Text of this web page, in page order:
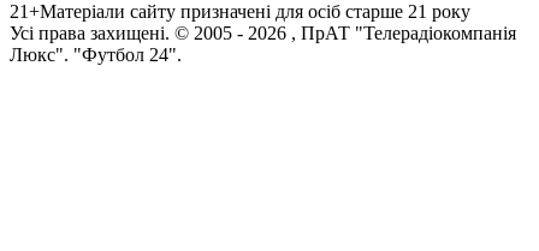
21+Матеріали сайту призначені для осіб старше 21 року
Усi права захищенi. © 2005 - 2026 , ПрАТ "Телерадіокомпанія
Люкс". "Футбол 24".